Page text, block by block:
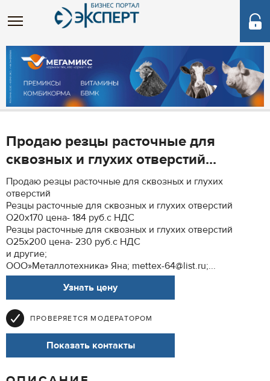
Продаю резцы расточные для
сквозных и глухих отверстий...
Продаю резцы расточные для сквозных и глухих
отверстий
Резцы расточные для сквозных и глухих отверстий
O20x170 цена- 184 руб.с НДС
Резцы расточные для сквозных и глухих отверстий
O25x200 цена- 230 руб.с НДС
и другие;
ООО»Металлотехника» Яна; mettex-64@list.ru;...
Узнать цену
ПРОВЕРЯЕТСЯ МОДЕРАТОРОМ
Показать контакты